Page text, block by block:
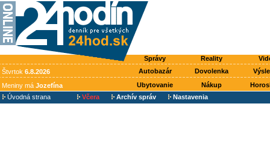
Správy Reality
Štvrtok 6.8.2026 Autobazár Dovolenka
Meniny má Jozefína Ubytovanie Nákup
Úvodná strana
Včera Archív správ Nastavenia